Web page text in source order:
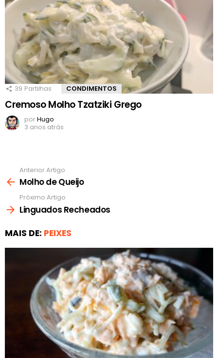
39 Partilhas CONDIMENTOS
Cremoso Molho Tzatziki Grego
porHugo
3 anos atrás
mais
Anterior Artigo
Molho de Queijo
Próximo Artigo
Linguados Recheados
MAIS DE: PEIXES